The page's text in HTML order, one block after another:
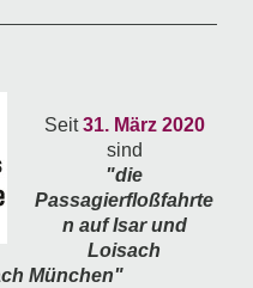
Seit31. März 2020
sind
"die
Passagierfloßfahrte
n auf Isar und
Loisach
München"